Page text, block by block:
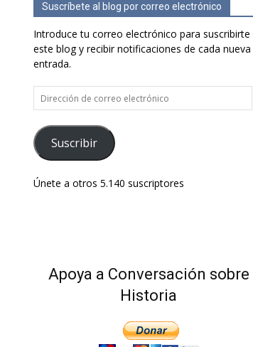
Suscríbete al blog por correo electrónico
Introduce tu correo electrónico para suscribirte
este blog y recibir notificaciones de cada nueva
entrada.
Dirección
de
correo
electrónico
Suscribir
Únete a otros 5.140 suscriptores
Apoya a Conversación sobre
Historia